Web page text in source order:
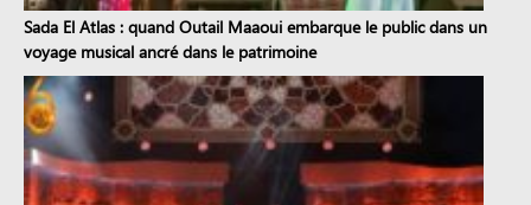
Sada El Atlas : quand Outail Maaoui embarque le public dans un
voyage musical ancré dans le patrimoine